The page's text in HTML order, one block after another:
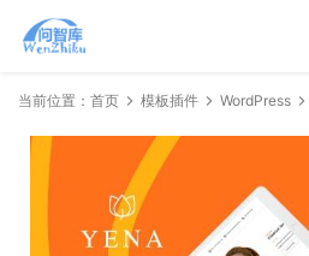
当前位置： 首页 模板插件 WordPress